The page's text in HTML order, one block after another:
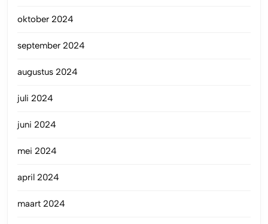
oktober 2024
september 2024
augustus 2024
juli 2024
juni 2024
mei 2024
april 2024
maart 2024